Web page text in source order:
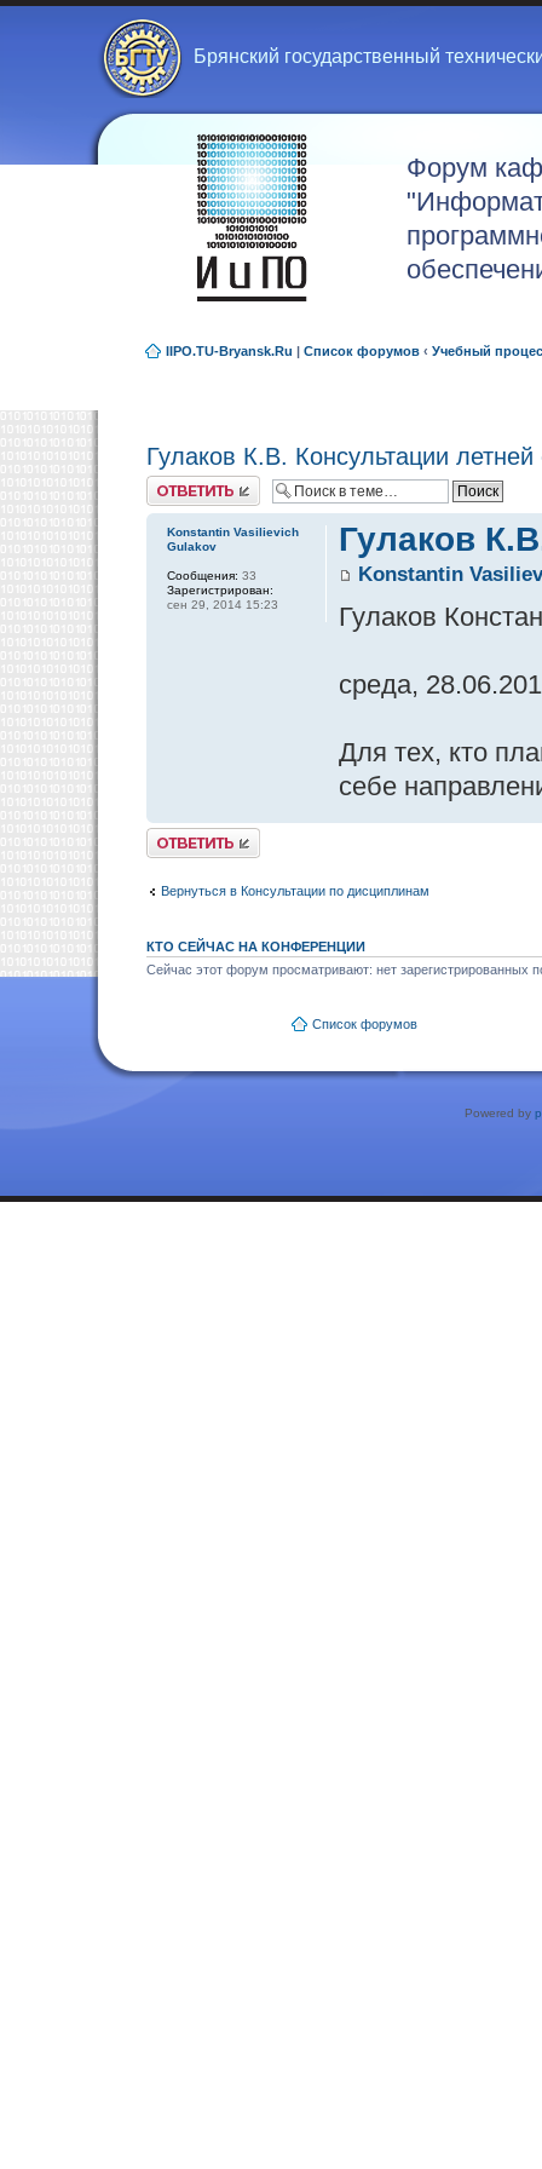
Брянский государственный
Форум
IIPO.TU-Bryansk.Ru | Список форумов ‹ Учебный
Гулаков К.В. Консультации летней
Ответить
Гулаков
Konstantin
Гулаков
среда,
Для тех, кто
себе
Konstantin Vasilievich
Gulakov
Сообщения: 33
Зарегистрирован:
сен 29, 2014 15:23
Ответить
Вернуться в Консультации по дисциплинам
КТО СЕЙЧАС НА КОНФЕРЕНЦИИ
Сейчас этот форум просматривают: нет зарегистрированных
Список форумов
Powered by